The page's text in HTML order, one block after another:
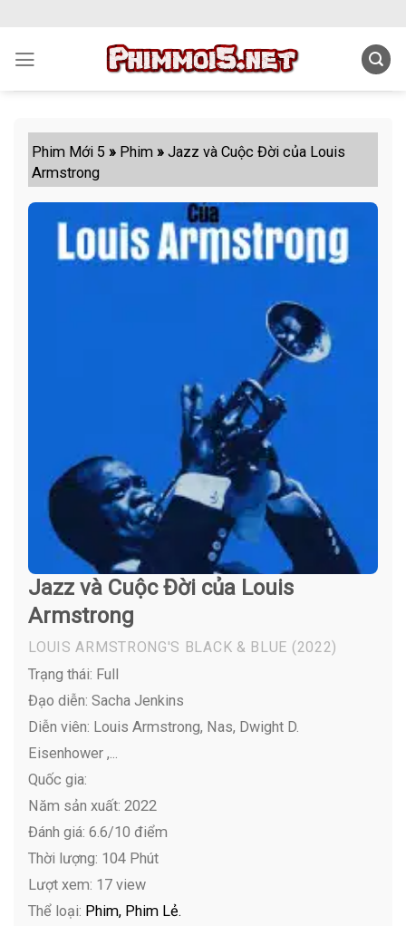
content
Phim Mới 5 » Phim »Jazz và Cuộc Đời của Louis
Armstrong
Jazz và Cuộc Đời của Louis
Armstrong
LOUIS ARMSTRONG'S BLACK & BLUE (2022)
Trạng thái: Full
Đạo diễn: Sacha Jenkins
Diễn viên: Louis Armstrong, Nas, Dwight D.
Eisenhower ,...
Quốc gia:
Năm sản xuất: 2022
Đánh giá: 6.6/10 điểm
Thời lượng: 104 Phút
Lượt xem: 17 view
Thể loại: Phim Phim Lẻ